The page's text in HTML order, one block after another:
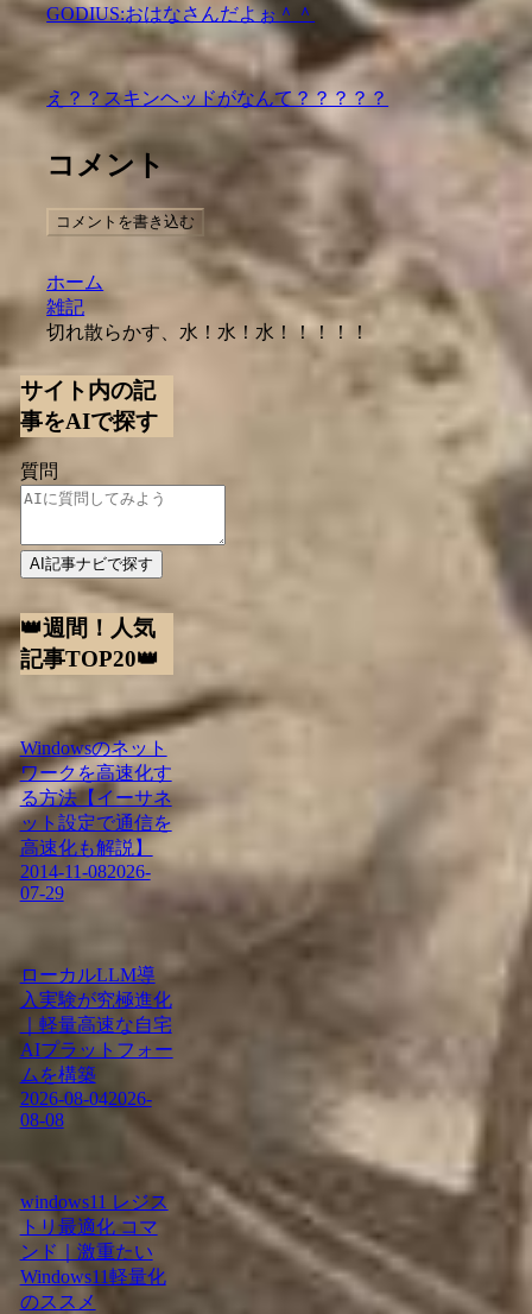
GODIUS:おはなさんだよぉ＾＾
え？？スキンヘッドがなんて？？？？？
コメント
コメントを書き込む
ホーム
雑記
切れ散らかす、水！水！水！！！！！
サイト内の記
事をAIで探す
質問
AI記事ナビで探す
👑週間！人気
記事TOP20👑
Windowsのネット
ワークを高速化す
る方法【イーサネ
ット設定で通信を
高速化も解説】
2014-11-082026-
07-29
ローカルLLM導
入実験が究極進化
｜軽量高速な自宅
AIプラットフォー
ムを構築
2026-08-042026-
08-08
windows11 レジス
トリ最適化 コマ
ンド｜激重たい
Windows11軽量化
のススメ